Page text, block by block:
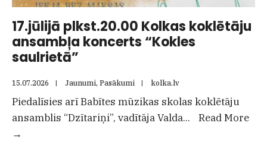
17.jūlijā plkst.20.00 Kolkas koklētāju
ansambļa koncerts “Kokles
saulrietā”
15.07.2026 | Jaunumi, Pasākumi | kolka.lv
Piedalīsies arī Babītes mūzikas skolas koklētāju
ansamblis “Dzītariņi”, vadītāja Valda...
Read More
→